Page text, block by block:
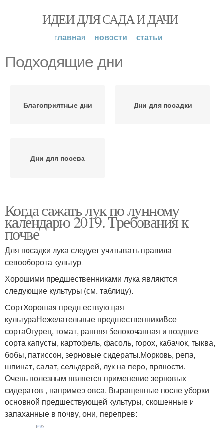
ИДЕИ ДЛЯ САДА И ДАЧИ
главная новости статьи
Подходящие дни
Благоприятные дни Дни для посадки
Дни для посева
Когда сажать лук по лунному
календарю 2019. Требования к
почве
Для посадки лука следует учитывать правила
севооборота культур.
Хорошими предшественниками лука являются
следующие культуры (см. таблицу).
СортХорошая предшествующая
культураНежелательные предшественникиВсе
сортаОгурец, томат, ранняя белокочанная и поздние
сорта капусты, картофель, фасоль, горох, кабачок, тыква,
бобы, патиссон, зерновые сидераты.Морковь, репа,
шпинат, салат, сельдерей, лук на перо, пряности.
Очень полезным является применение зерновых
сидератов , например овса. Выращенные после уборки
основной предшествующей культуры, скошенные и
запаханные в почву, они, перепрев: